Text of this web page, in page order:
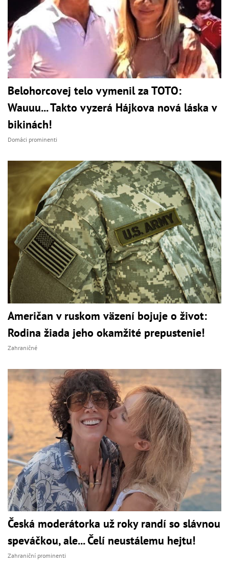
Belohorcovej telo vymenil za TOTO:
Wauuu... Takto vyzerá Hájkova nová láska v
bikinách!
Domáci prominenti
Američan v ruskom väzení bojuje o život:
Rodina žiada jeho okamžité prepustenie!
Zahraničné
Česká moderátorka už roky randí so slávnou
speváčkou, ale... Čelí neustálemu hejtu!
Zahraniční prominenti